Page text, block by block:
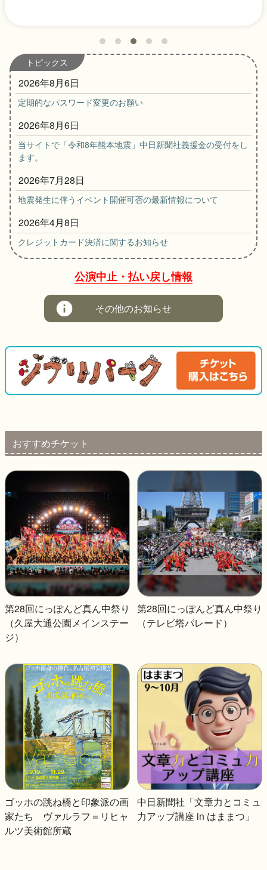
トピックス
2026年8月6日
定期的なパスワード変更のお願い
2026年8月6日
当サイトで「令和8年熊本地震」中日新聞社義援金の受付をし
ます。
2026年7月28日
地震発生に伴うイベント開催可否の最新情報について
2026年4月8日
クレジットカード決済に関するお知らせ
公演中止・払い戻し情報
その他のお知らせ
おすすめチケット
第28回にっぽんど真ん中祭り
（久屋大通公園メインステー
ジ）
第28回にっぽんど真ん中祭り
（テレビ塔パレード）
ゴッホの跳ね橋と印象派の画
家たち ヴァルラフ＝リヒャ
ルツ美術館所蔵
中日新聞社「文章力とコミュ
力アップ講座 in はままつ」